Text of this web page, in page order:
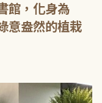
館，化身為
意盎然的植栽